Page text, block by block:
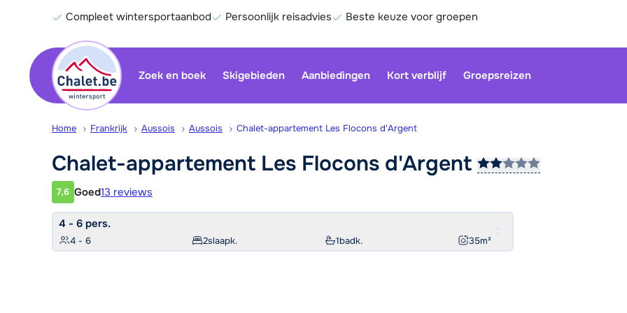
Compleet wintersportaanbod Persoonlijk reisadvies Beste keuze voor groepen
Zoek en boek Skigebieden Aanbiedingen Kort verblijf Groepsreizen
Home Frankrijk Aussois Aussois Chalet-appartement Les Flocons d'Argent
Chalet-appartement Les Flocons d'Argent
Klantwaardering
7,6 Goed13 reviews
4 - 6 pers.
4 - 6 2slaapk. 1badk. 35m²